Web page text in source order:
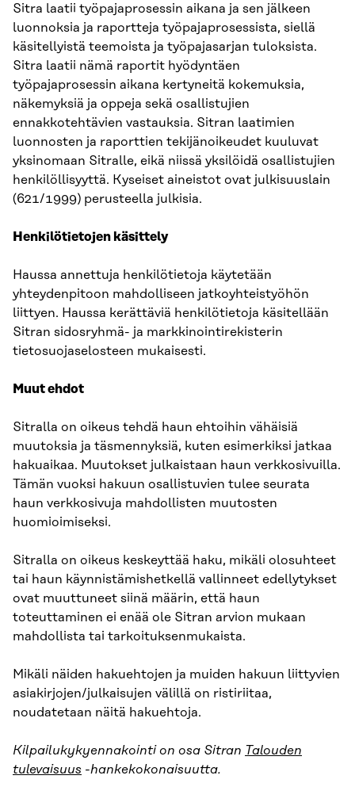
Sitra laatii työpajaprosessin aikana ja sen jälkeen
luonnoksia ja raportteja työpajaprosessista, siellä
käsitellyistä teemoista ja työpajasarjan tuloksista.
Sitra laatii nämä raportit hyödyntäen
työpajaprosessin aikana kertyneitä kokemuksia,
näkemyksiä ja oppeja sekä osallistujien
ennakkotehtävien vastauksia. Sitran laatimien
luonnosten ja raporttien tekijänoikeudet kuuluvat
yksinomaan Sitralle, eikä niissä yksilöidä osallistujien
henkilöllisyyttä. Kyseiset aineistot ovat julkisuuslain
(621/1999) perusteella julkisia.
Henkilötietojen käsittely
Haussa annettuja henkilötietoja käytetään
yhteydenpitoon mahdolliseen jatkoyhteistyöhön
liittyen. Haussa kerättäviä henkilötietoja käsitellään
Sitran sidosryhmä- ja markkinointirekisterin
tietosuojaselosteen mukaisesti.
Muut ehdot
Sitralla on oikeus tehdä haun ehtoihin vähäisiä
muutoksia ja täsmennyksiä, kuten esimerkiksi jatkaa
hakuaikaa. Muutokset julkaistaan haun verkkosivuilla.
Tämän vuoksi hakuun osallistuvien tulee seurata
haun verkkosivuja mahdollisten muutosten
huomioimiseksi.
Sitralla on oikeus keskeyttää haku, mikäli olosuhteet
tai haun käynnistämishetkellä vallinneet edellytykset
ovat muuttuneet siinä määrin, että haun
toteuttaminen ei enää ole Sitran arvion mukaan
mahdollista tai tarkoituksenmukaista.
Mikäli näiden hakuehtojen ja muiden hakuun liittyvien
asiakirjojen/julkaisujen välillä on ristiriitaa,
noudatetaan näitä hakuehtoja.
Kilpailukykyennakointi on osa Sitran Talouden
tulevaisuus -hankekokonaisuutta.